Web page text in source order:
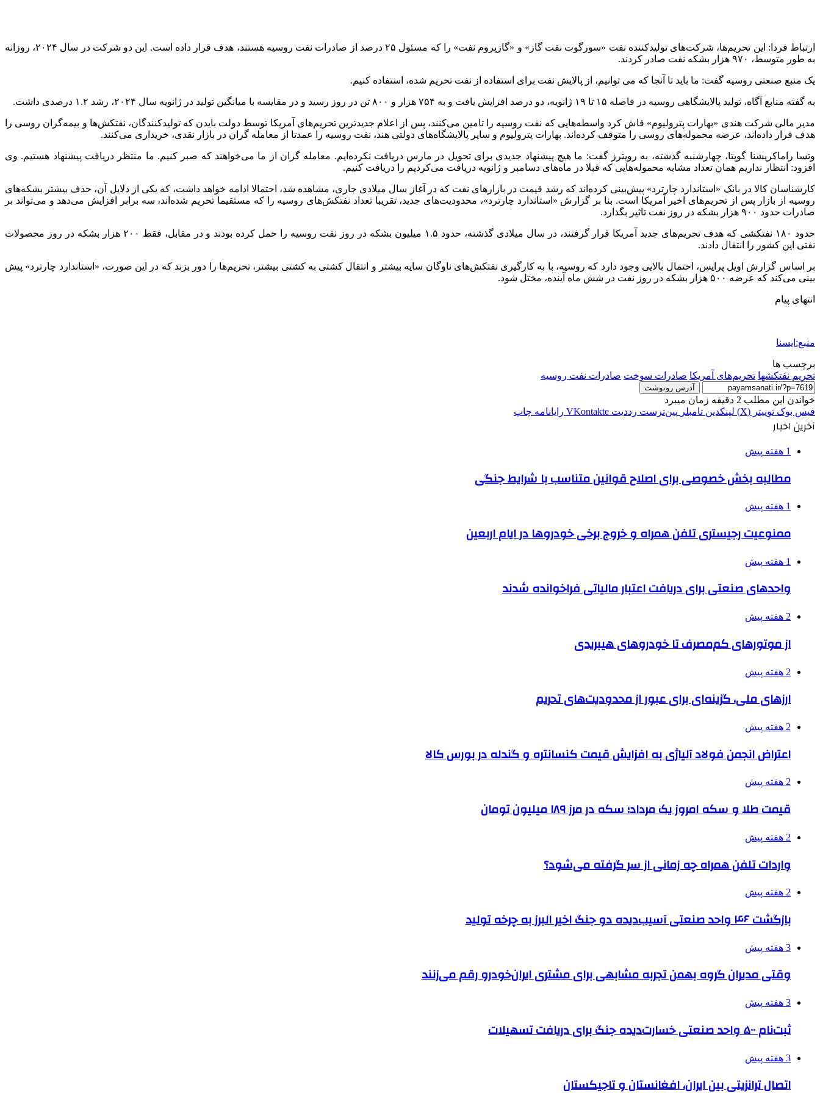
ارتباط فردا: این تحریم‌ها، شرکت‌های تولیدکننده نفت «سورگوت نفت گاز» و «گازپروم نفت» را که مسئول ۲۵ درصد از صادرات نفت روسیه هستند، هدف قرار داده است. این دو شرکت در سال ۲۰۲۴، ‌روزانه
به طور متوسط، ۹۷۰ هزار بشکه نفت صادر کردند.
یک منبع صنعتی روسیه گفت: ما باید تا آنجا که می توانیم، از پالایش نفت برای استفاده از نفت تحریم شده، استفاده کنیم.
به گفته منابع آگاه، تولید پالایشگاهی روسیه در فاصله ۱۵ تا ۱۹ ژانویه، دو درصد افزایش یافت و به ۷۵۴ هزار و ۸۰۰ تن در روز رسید و در مقایسه با میانگین تولید در ژانویه سال ۲۰۲۴، رشد ۱.۲ درصدی داشت.
مدیر مالی شرکت هندی «بهارات پترولیوم» فاش کرد واسطه‌هایی که نفت روسیه را تامین می‌کنند، پس از اعلام جدیدترین تحریم‌های آمریکا توسط دولت بایدن که تولیدکنندگان، نفتکش‌ها و بیمه‌گران روسی را
هدف قرار داده‌اند، عرضه محموله‌های روسی را متوقف کرده‌اند. بهارات پترولیوم و سایر پالایشگاه‌های دولتی هند، نفت روسیه را عمدتا از معامله گران در بازار نقدی، خریداری می‌کنند.
وتسا راماکریشنا گوپتا، چهارشنبه گذشته، به رویترز گفت: ما هیچ پیشنهاد جدیدی برای تحویل در مارس دریافت نکرده‌ایم. معامله گران از ما می‌خواهند که صبر کنیم. ما منتظر دریافت پیشنهاد هستیم. وی
افزود: انتظار نداریم همان تعداد مشابه محموله‌هایی که قبلا در ماه‌های دسامبر و ژانویه دریافت می‌کردیم را دریافت کنیم.
کارشناسان کالا در بانک «استاندارد چارترد» پیش‌بینی کرده‌اند که رشد قیمت در بازارهای نفت که در آغاز سال میلادی جاری، مشاهده شد، احتمالا ادامه خواهد داشت، که یکی از دلایل آن، حذف بیشتر بشکه‌های
روسیه از بازار پس از تحریم‌های اخیر آمریکا است. بنا بر گزارش «استاندارد چارترد»، محدودیت‌های جدید، تقریبا تعداد نفتکش‌های روسیه را که مستقیما تحریم شده‌اند، سه برابر افزایش می‌دهد و می‌تواند بر
صادرات حدود ۹۰۰ هزار بشکه در روز نفت تاثیر بگذارد.
حدود ۱۸۰ نفتکشی که هدف تحریم‌های جدید آمریکا قرار گرفتند، در سال میلادی گذشته، حدود ۱.۵ میلیون بشکه در روز نفت روسیه را حمل کرده بودند و در مقابل، فقط ۲۰۰ هزار بشکه در روز محصولات
نفتی این کشور را انتقال دادند.
بر اساس گزارش اویل پرایس، احتمال بالایی وجود دارد که روسیه، با به کارگیری نفتکش‌های ناوگان سایه بیشتر و انتقال کشتی به کشتی بیشتر، تحریم‌ها را دور بزند که در این صورت، «استاندارد چارترد» پیش
بینی می‌کند که عرضه ۵۰۰ هزار بشکه در روز نفت در شش ماه آینده، مختل شود.
انتهای پیام
منبع:ایسنا
برچسب ها
تحریم نفتکشها تحریم‌های آمریکا صادرات سوخت صادرات نفت روسیه
آدرس رونوشت
خواندن این مطلب 2 دقیقه زمان میبرد
فیس بوک توییتر (X) لینکدین ‫تامبلر ‫پین‌ترست ‫رددیت ‫VKontakte رایانامه چاپ
آخرین اخبار
1 هفته پیش
مطالبه بخش خصوصی برای اصلاح قوانین متناسب با شرایط جنگی
1 هفته پیش
ممنوعیت رجیستری تلفن همراه و خروج برخی خودروها در ایام اربعین
1 هفته پیش
واحدهای صنعتی برای دریافت اعتبار مالیاتی فراخوانده شدند
2 هفته پیش
از موتورهای کم‌مصرف تا خودروهای هیبریدی
2 هفته پیش
ارزهای ملی، گزینه‌ای برای عبور از محدودیت‌های تحریم
2 هفته پیش
اعتراض انجمن فولاد آلیاژی به افزایش قیمت کنسانتره و گندله در بورس کالا
2 هفته پیش
قیمت طلا و سکه امروز یک مرداد؛ سکه در مرز ۱۸۹ میلیون تومان
2 هفته پیش
واردات تلفن همراه چه زمانی از سر گرفته می‌شود؟
2 هفته پیش
بازگشت ۴۶ واحد صنعتی آسیب‌دیده دو جنگ اخیر البرز به چرخه تولید
3 هفته پیش
وقتی مدیران گروه بهمن تجربه مشابهی برای مشتری ایران‌خودرو رقم می‌زنند
3 هفته پیش
ثبت‌نام ۵۰۰ واحد صنعتی خسارت‌دیده جنگ برای دریافت تسهیلات
3 هفته پیش
اتصال ترانزیتی بین ایران، افغانستان و تاجیکستان